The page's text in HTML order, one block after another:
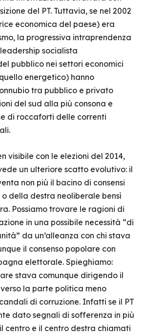
del PT. Tuttavia, se nel 2002
economica del paese) era
la progressiva intraprendenza
socialista
pubblico nei settori economici
energetico) hanno
tra pubblico e privato
del sud alla più consona e
di roccaforti delle correnti
visibile con le elezioni del 2014,
un ulteriore scatto evolutivo: il
non più il bacino di consensi
della destra neoliberale bensì
Possiamo trovare le ragioni di
in una possibile necessità “di
da un’alleanza con chi stava
il consenso popolare con
elettorale. Spieghiamo:
stava comunque dirigendo il
la parte politica meno
di corruzione. Infatti se il PT
dato segnali di sofferenza in più
centro e il centro destra chiamati